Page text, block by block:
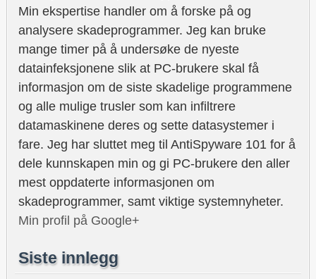
Min ekspertise handler om å forske på og
analysere skadeprogrammer. Jeg kan bruke
mange timer på å undersøke de nyeste
datainfeksjonene slik at PC-brukere skal få
informasjon om de siste skadelige programmene
og alle mulige trusler som kan infiltrere
datamaskinene deres og sette datasystemer i
fare. Jeg har sluttet meg til AntiSpyware 101 for å
dele kunnskapen min og gi PC-brukere den aller
mest oppdaterte informasjonen om
skadeprogrammer, samt viktige systemnyheter.
Min profil på Google+
Siste innlegg